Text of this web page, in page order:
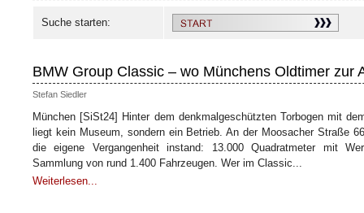
Suche starten:
BMW Group Classic – wo Münchens Oldtimer zur
Stefan Siedler
München [SiSt24] Hinter dem denkmalgeschützten Torbogen mit
liegt kein Museum, sondern ein Betrieb. An der Moosacher Straße
die eigene Vergangenheit instand: 13.000 Quadratmeter mit
Sammlung von rund 1.400 Fahrzeugen. Wer im Classic...
Weiterlesen...